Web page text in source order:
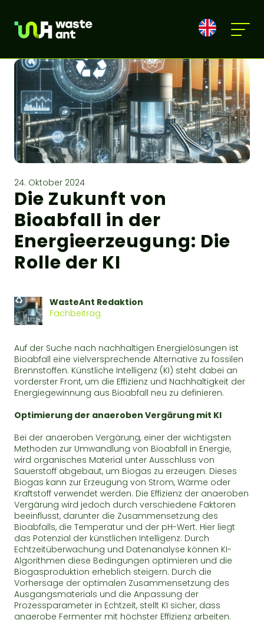
24. Oktober 2024
Die Zukunft von
Bioabfall in der
Energieerzeugung: Die
Rolle der KI
WasteAnt Redaktion
Fachbeitrag
Auf der Suche nach nachhaltigen Energielösungen ist
Bioabfall eine vielversprechende Alternative zu fossilen
Brennstoffen. Künstliche Intelligenz (KI) steht dabei an
vorderster Front, um die Effizienz und Nachhaltigkeit der
Energiegewinnung aus Bioabfall neu zu definieren.
Optimierung der anaeroben Vergärung mit KI
Bei der anaeroben Vergärung, einer der wichtigsten
Methoden zur Umwandlung von Bioabfall in Energie,
wird organisches Material unter Ausschluss von
Sauerstoff abgebaut, um Biogas zu erzeugen. Dieses
Biogas kann zur Erzeugung von Strom, Wärme oder
Kraftstoff verwendet werden. Die Effizienz der anaeroben
Vergärung wird jedoch durch verschiedene Faktoren
beeinflusst, darunter die Zusammensetzung des
Bioabfalls, die Temperatur und der pH-Wert. Hier liegt
das Potenzial der künstlichen Intelligenz: Durch
Echtzeitüberwachung und Datenanalyse können KI-
Algorithmen diese Bedingungen optimieren und die
Biogasproduktion erheblich steigern. Durch die
Vorhersage der optimalen Zusammensetzung des
Ausgangsmaterials und die Anpassung der
Prozessparameter in Echtzeit, stellt KI sicher, dass
anaerobe Fermenter mit höchster Effizienz arbeiten.